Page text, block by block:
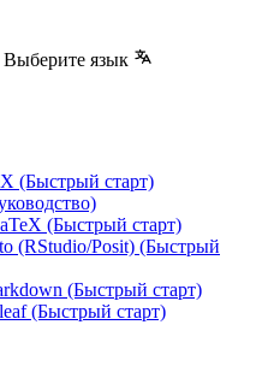
Выберите язык
(Быстрый старт)
(Быстрый старт)
(RStudio/Posit) (Быстрый
(Быстрый старт)
(Быстрый старт)